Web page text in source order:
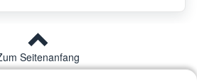
Seitenanfang